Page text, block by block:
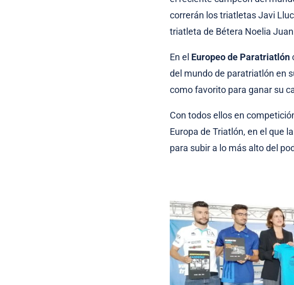
correrán los triatletas Javi
triatleta de Bétera Noelia
En el Europeo de Paratriatlón
del mundo de paratriatlón en
como favorito para ganar su
Con todos ellos en
Europa de Triatlón, en el que
para subir a lo más alto del